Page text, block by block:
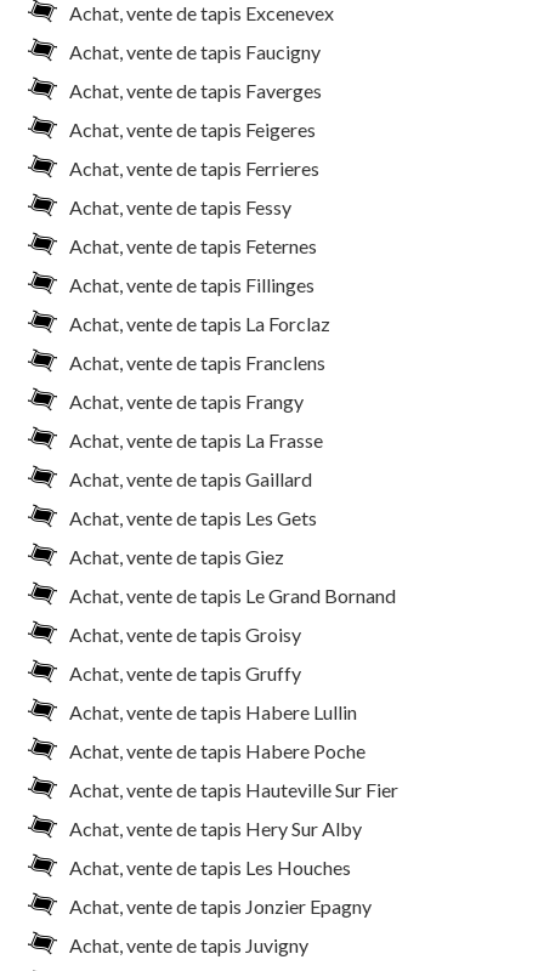
Achat, vente de tapis Excenevex
Achat, vente de tapis Faucigny
Achat, vente de tapis Faverges
Achat, vente de tapis Feigeres
Achat, vente de tapis Ferrieres
Achat, vente de tapis Fessy
Achat, vente de tapis Feternes
Achat, vente de tapis Fillinges
Achat, vente de tapis La Forclaz
Achat, vente de tapis Franclens
Achat, vente de tapis Frangy
Achat, vente de tapis La Frasse
Achat, vente de tapis Gaillard
Achat, vente de tapis Les Gets
Achat, vente de tapis Giez
Achat, vente de tapis Le Grand Bornand
Achat, vente de tapis Groisy
Achat, vente de tapis Gruffy
Achat, vente de tapis Habere Lullin
Achat, vente de tapis Habere Poche
Achat, vente de tapis Hauteville Sur Fier
Achat, vente de tapis Hery Sur Alby
Achat, vente de tapis Les Houches
Achat, vente de tapis Jonzier Epagny
Achat, vente de tapis Juvigny